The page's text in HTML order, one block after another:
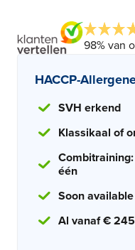
98% van
HACCP-
SVH erkend
Klassikaal of
één
Soon
Al vanaf €